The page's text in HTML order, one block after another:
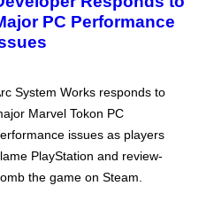
PC Performance
System Works responds to
Marvel Tokon PC
issues as players
PlayStation and review-
the game on Steam.